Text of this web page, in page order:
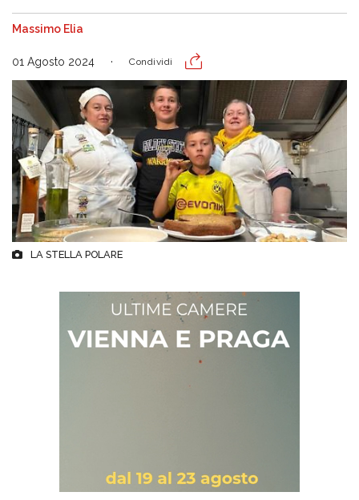
Massimo Elia
01 Agosto 2024 Condividi
LA STELLA POLARE